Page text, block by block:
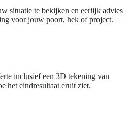
situatie te bekijken en eerlijk advies
voor jouw poort, hek of project.
inclusief een 3D tekening van
het eindresultaat eruit ziet.